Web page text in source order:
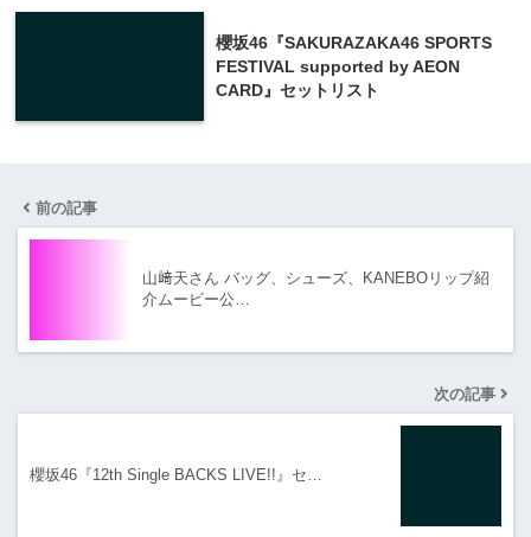
櫻坂46『SAKURAZAKA46 SPORTS
FESTIVAL supported by AEON
CARD』セットリスト
前の記事
山﨑天さん バッグ、シューズ、KANEBOリップ紹
介ムービー公…
次の記事
櫻坂46『12th Single BACKS LIVE!!』セ…